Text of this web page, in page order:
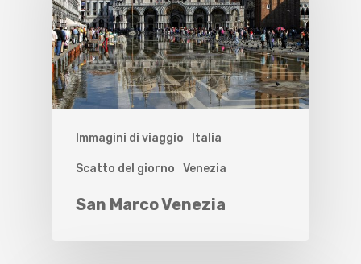
Immagini di viaggio Italia
Scatto del giorno Venezia
San Marco Venezia